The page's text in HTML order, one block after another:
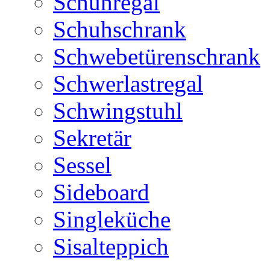
Schuhschrank
Schwebetürenschrank
Schwerlastregal
Schwingstuhl
Sekretär
Sessel
Sideboard
Singleküche
Sisalteppich